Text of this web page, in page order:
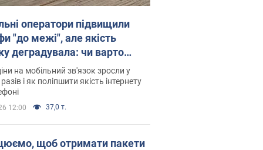
оператори підвищили
"до межі", але якість
деградувала: чи варто
на ціни
на мобільний зв'язок зросли у
і як поліпшити якість інтернету
12:00 37,0 т.
щоб отримати пакети